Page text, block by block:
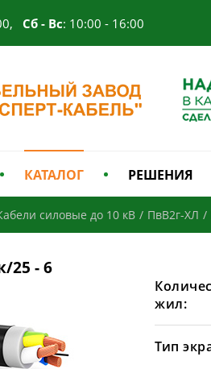
Сб - Вс: 10:00 - 16:00
КАТАЛОГ РЕШЕНИЯ
силовые до 10 кВ / ПвВ2г-ХЛ /
25 - 6
жил:
Тип